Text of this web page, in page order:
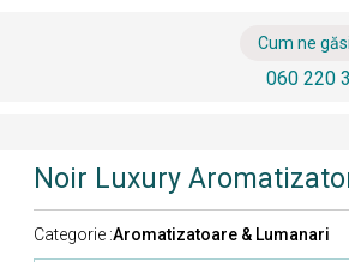
Cum ne
060 220
Noir Luxury
Categorie :Aromatizatoare & Lumanari